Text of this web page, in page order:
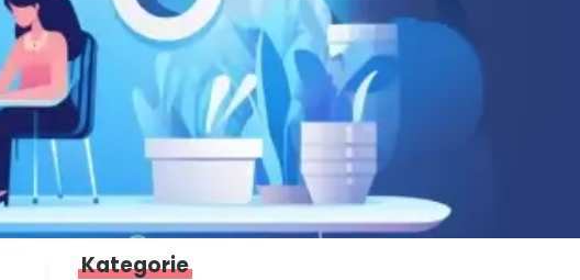
Kategorie